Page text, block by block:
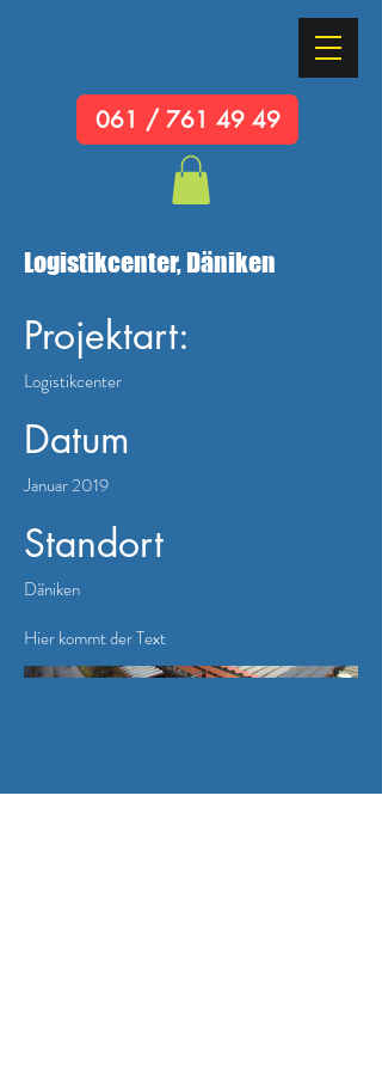
061 / 761 49 49
Logistikcenter, Däniken
Projektart:
Logistikcenter
Datum
Januar 2019
Standort
Däniken
Hier kommt der Text